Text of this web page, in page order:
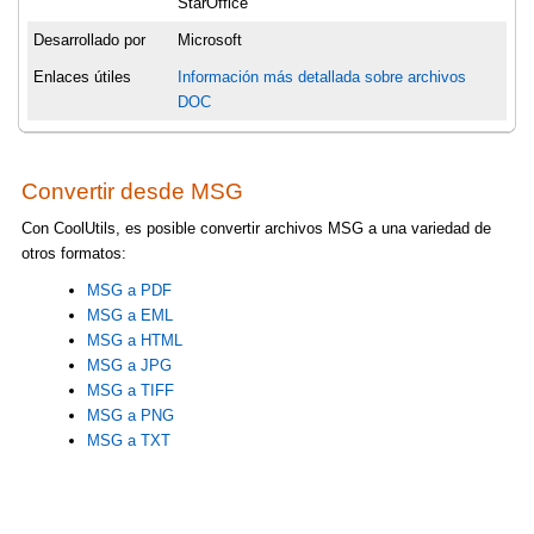
Desarrollado por Microsoft
Enlaces útiles
Información más detallada sobre archivos
DOC
Convertir desde MSG
Con CoolUtils, es posible convertir archivos MSG a una variedad de
otros formatos:
MSG a PDF
MSG a EML
MSG a HTML
MSG a JPG
MSG a TIFF
MSG a PNG
MSG a TXT